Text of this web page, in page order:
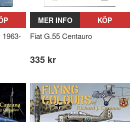
1963-
MER INFO KÖP
Fiat G.55 Centauro
335 kr